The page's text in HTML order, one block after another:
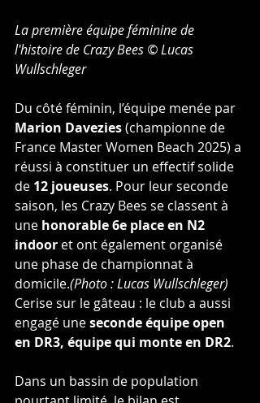
La première équipe féminine de
l'histoire de Crazy Bees © Lucas
Wullschleger
Du côté féminin, l’équipe menée par
Marion Davezies (championne de
France Master Women Beach 2025) a
réussi à constituer un effectif solide
de 12 joueuses. Pour leur seconde
saison, les Crazy Bees se classent à
une honorable 6e place en N2
indoor et ont également organisé
une phase de championnat à
domicile.(Photo : Lucas Wullschleger)
Cerise sur le gâteau : le club a aussi
engagé une seconde équipe open
en DR3, équipe qui monte en DR2.
Dans un bassin de population